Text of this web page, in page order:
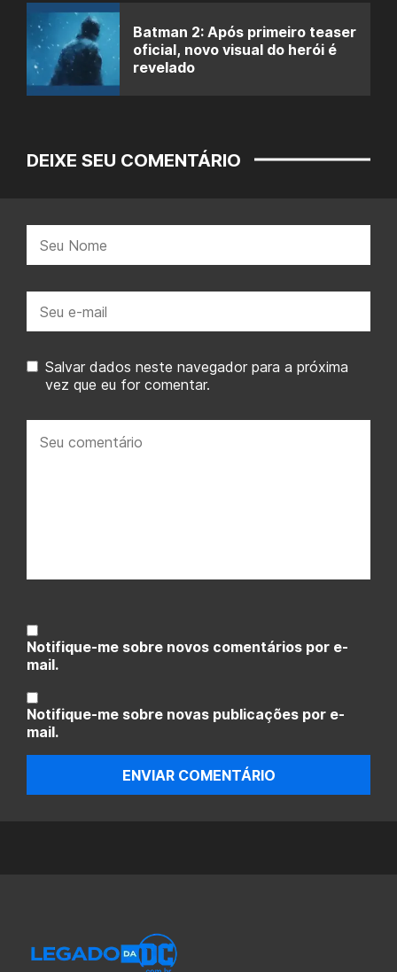
Batman 2: Após primeiro teaser
oficial, novo visual do herói é
revelado
DEIXE SEU COMENTÁRIO
mail:
Salvar dados neste navegador para a próxima
vez que eu for comentar.
comentário:
Notifique-me sobre novos comentários por e-
mail.
Notifique-me sobre novas publicações por e-
mail.
ENVIAR COMENTÁRIO